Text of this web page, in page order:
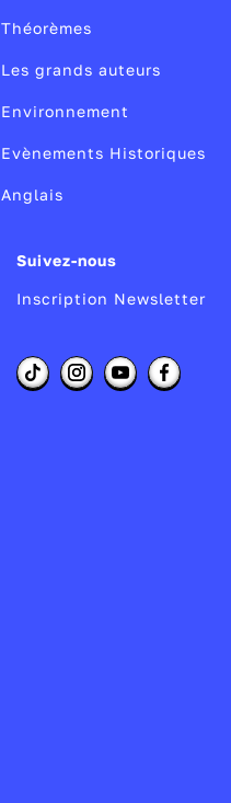
Théorèmes
Les grands auteurs
Environnement
Evènements Historiques
Anglais
Suivez-nous
Inscription Newsletter